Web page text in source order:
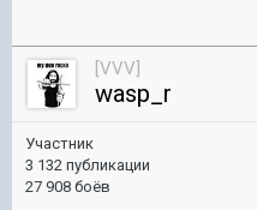
[VVV]
wasp_r
Участник
3 132 публикации
27 908 боёв